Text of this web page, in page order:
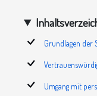
Grundlagen der
Umgang mit